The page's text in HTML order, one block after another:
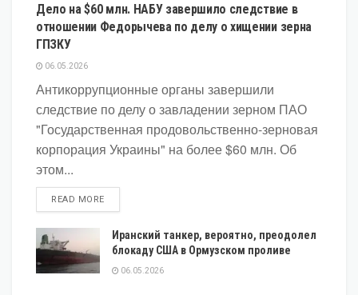
Дело на $60 млн. НАБУ завершило следствие в
отношении Федорычева по делу о хищении зерна
ГПЗКУ
06.05.2026
Антикоррупционные органы завершили
следствие по делу о завладении зерном ПАО
"Государственная продовольственно-зерновая
корпорация Украины" на более $60 млн. Об
этом...
READ MOREDETAILS
Иранский танкер, вероятно, преодолел
блокаду США в Ормузском проливе
06.05.2026